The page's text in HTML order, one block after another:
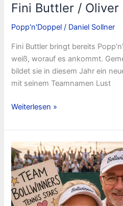
Fini Buttler / Oliver
Popp'n'Doppel / Daniel Sollner
Fini Buttler bringt bereits
weiß, worauf es ankommt.
bildet sie in diesem Jahr ein
mit seinem Teamnamen Lust
Fini
/
Oliver
Schmitt
Weiterlesen »